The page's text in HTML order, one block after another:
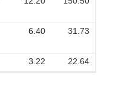
6.40 31.73
3.22 22.64